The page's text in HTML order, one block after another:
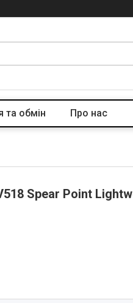
та обмін Про нас
Spear Point